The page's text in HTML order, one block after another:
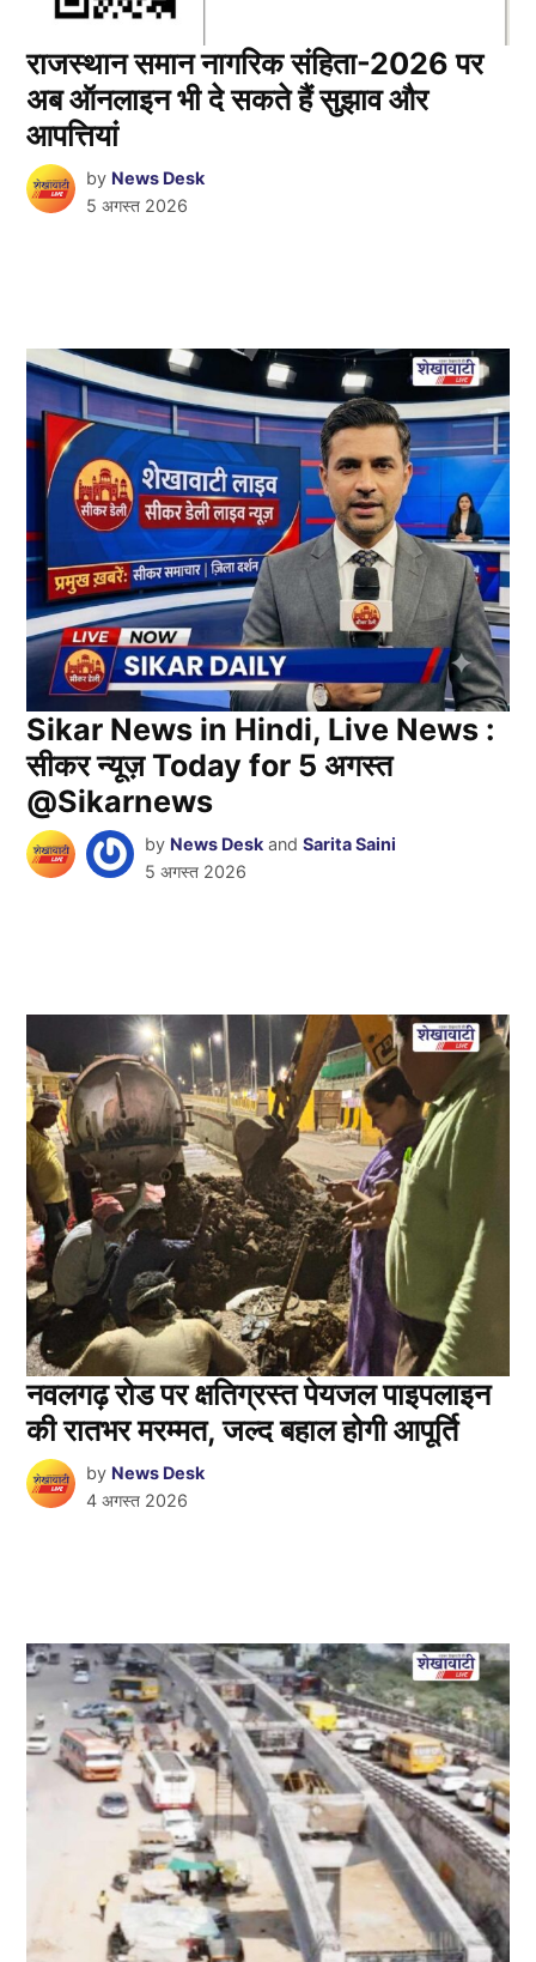
राजस्थान समान नागरिक संहिता-2026 पर
अब ऑनलाइन भी दे सकते हैं सुझाव और
आपत्तियां
by News Desk
5 अगस्त 2026
Sikar News in Hindi, Live News :
सीकर न्यूज़ Today for 5 अगस्त
@Sikarnews
by News Desk andSarita Saini
5 अगस्त 2026
नवलगढ़ रोड पर क्षतिग्रस्त पेयजल पाइपलाइन
की रातभर मरम्मत, जल्द बहाल होगी आपूर्ति
by News Desk
4 अगस्त 2026